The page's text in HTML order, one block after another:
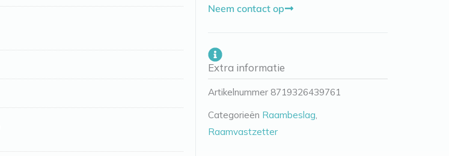
Neem contact op
Extra informatie
Artikelnummer 8719326439761
Categorieën Raambeslag,
Raamvastzetter